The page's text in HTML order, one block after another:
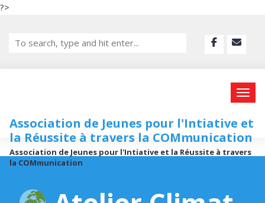
?>
Association de Jeunes pour l'Intiative et
la Réussite à travers la COMmunication
Association de Jeunes pour l'Intiative et la Réussite à travers
la COMmunication